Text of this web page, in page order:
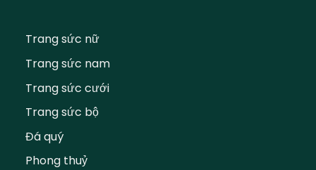
Trang sức nữ
Trang sức nam
Trang sức cưới
Trang sức bộ
Đá quý
Phong thuỷ